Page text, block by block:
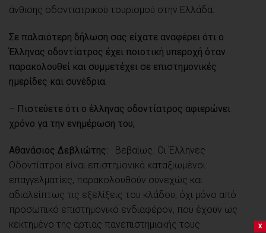
άνθισης οδοντιατρικού τουρισμού στην Ελλάδα.
Σε παλαιότερη δήλωση σας είχατε αναφέρει ότι ο
Έλληνας οδοντίατρος έχει ποιοτική υπεροχή όταν
παρακολουθεί και συμμετέχει σε επιστημονικές
ημερίδες και συνέδρια.
– Πιστεύετε ότι ο έλληνας οδοντίατρος αφιερώνει
χρόνο γα την ενημέρωση του;
Αθανάσιος Δεβλιώτης: Βεβαίως. Οι Έλληνες
Οδοντίατροι είναι επιστημονικά καταξιωμένοι
επαγγελματίες, παρακολουθούν συνεχώς και
αδιαλείπτως τις εξελίξεις του κλάδου, όχι μόνο από
προσωπικό επιστημονικό ενδιαφέρον, που έχουν ως
κεκτημένο της άρτιας πανεπιστημιακής τους
x